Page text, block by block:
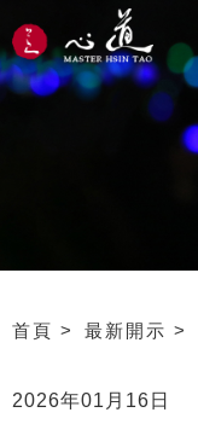
首頁 最新開示
2026年01月16日